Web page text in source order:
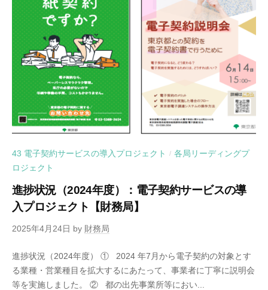
43 電子契約サービスの導入プロジェクト / 各局リーディングプ
ロジェクト
進捗状況（2024年度）：電子契約サービスの導
入プロジェクト【財務局】
2025年4月24日 by 財務局
進捗状況（2024年度） ① 2024 年7月から電子契約の対象とす
る業種・営業種目を拡大するにあたって、事業者に丁寧に説明会
等を実施しました。 ② 都の出先事業所等におい...